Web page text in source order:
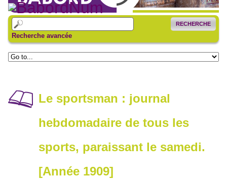
RECHERCHE
Recherche avancée
Le sportsman : journal
hebdomadaire de tous les
sports, paraissant le samedi.
[Année 1909]